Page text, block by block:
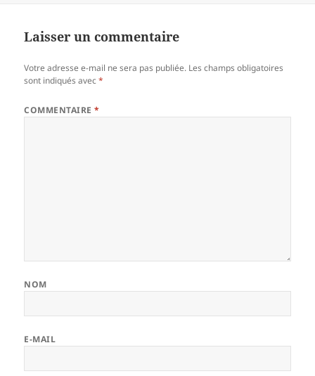
Laisser un commentaire
Votre adresse e-mail ne sera pas publiée. Les champs obligatoires
sont indiqués avec*
COMMENTAIRE*
NOM
E-MAIL